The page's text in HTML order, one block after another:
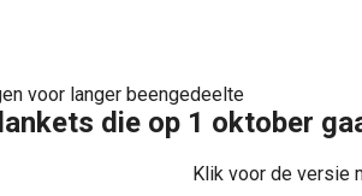
voor langer beengedeelte
die op 1 oktober
Klik voor de versie